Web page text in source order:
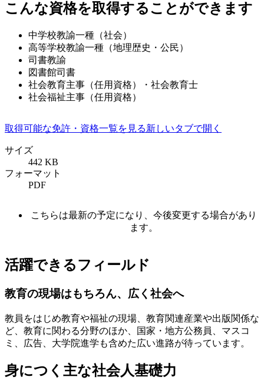
こんな資格を取得することができます
中学校教諭一種（社会）
高等学校教諭一種（地理歴史・公民）
司書教諭
図書館司書
社会教育主事（任用資格）・社会教育士
社会福祉主事（任用資格）
取得可能な免許・資格一覧を見る新しいタブで開く
サイズ
442 KB
フォーマット
PDF
こちらは最新の予定になり、今後変更する場合があり
ます。
活躍できるフィールド
教育の現場はもちろん、広く社会へ
教員をはじめ教育や福祉の現場、教育関連産業や出版関係な
ど、教育に関わる分野のほか、国家・地方公務員、マスコ
ミ、広告、大学院進学も含めた広い進路が待っています。
身につく主な社会人基礎力